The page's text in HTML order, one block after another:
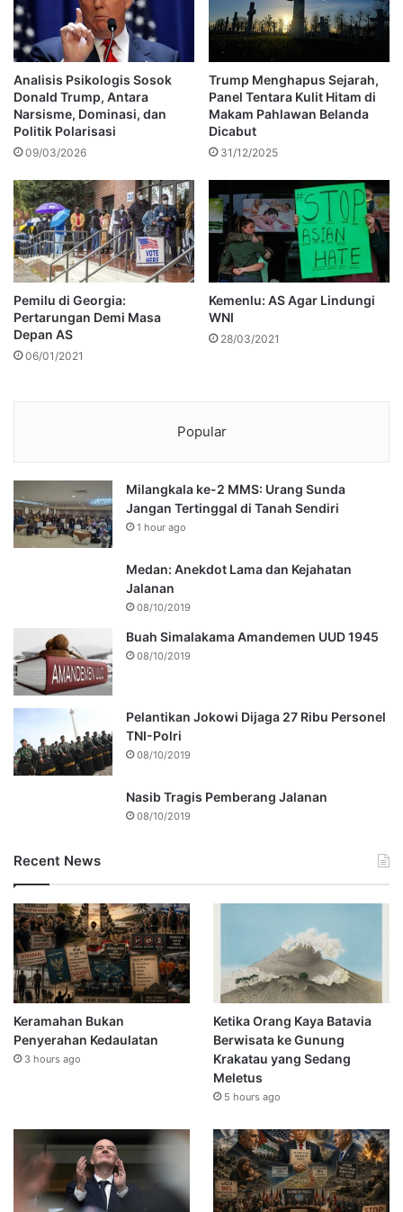
Analisis Psikologis Sosok
Donald Trump, Antara
Narsisme, Dominasi, dan
Politik Polarisasi
09/03/2026
Trump Menghapus Sejarah,
Panel Tentara Kulit Hitam di
Makam Pahlawan Belanda
Dicabut
31/12/2025
Pemilu di Georgia:
Pertarungan Demi Masa
Depan AS
06/01/2021
Kemenlu: AS Agar Lindungi
WNI
28/03/2021
Popular
Milangkala ke-2 MMS: Urang Sunda
Jangan Tertinggal di Tanah Sendiri
1 hour ago
Medan: Anekdot Lama dan Kejahatan
Jalanan
08/10/2019
Buah Simalakama Amandemen UUD 1945
08/10/2019
Pelantikan Jokowi Dijaga 27 Ribu Personel
TNI-Polri
08/10/2019
Nasib Tragis Pemberang Jalanan
08/10/2019
Recent News
Keramahan Bukan
Penyerahan Kedaulatan
3 hours ago
Ketika Orang Kaya Batavia
Berwisata ke Gunung
Krakatau yang Sedang
Meletus
5 hours ago